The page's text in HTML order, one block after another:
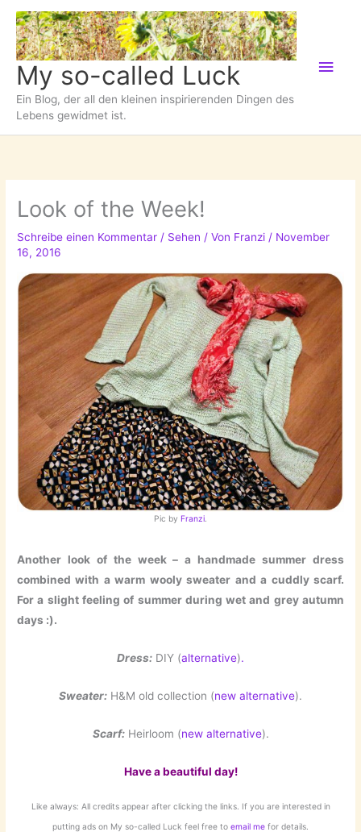
Zum
Inhalt
springen
My so-called Luck
Ein Blog, der all den kleinen inspirierenden Dingen des
Lebens gewidmet ist.
Look of the Week!
Schreibe einen Kommentar / Sehen / Von Franzi/ November
16, 2016
Pic by Franzi
Another look of the week – a handmade summer dress
combined with a warm wooly sweater and a cuddly scarf.
For a slight feeling of summer during wet and grey autumn
days :).
Dress: DIY (alternative).
Sweater: H&M old collection (new alternative).
Scarf: Heirloom (new alternative).
Have a beautiful day!
Like always: All credits appear after clicking the links. If you are interested in
putting ads on My so-called Luck feel free to email me for details.